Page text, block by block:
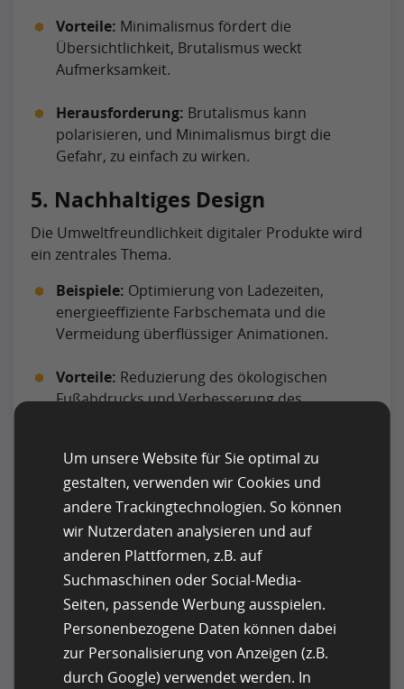
Vorteile: Minimalismus fördert die
Übersichtlichkeit, Brutalismus weckt
Aufmerksamkeit.
Herausforderung: Brutalismus kann
polarisieren, und Minimalismus birgt die
Gefahr, zu einfach zu wirken.
5. Nachhaltiges Design
Die Umweltfreundlichkeit digitaler Produkte wird
ein zentrales Thema.
Beispiele: Optimierung von Ladezeiten,
energieeffiziente Farbschemata und die
Vermeidung überflüssiger Animationen.
Vorteile: Reduzierung des ökologischen
Fußabdrucks und Verbesserung des
Herausforderung:Nachhaltige Praktiken
umsetzen, ohne Funktionalität oder
Designästhetik zu opfern.
6. Mikrointeraktionen
Mikrointeraktionen, also kleine Animationen oder
Rückmeldungen, erhöhen das Engagement der
Nutzer.
Beispiele:Ladebalken, die Fortschritte
visualisieren, oder Buttons, die bei einem Klick
Um unsere Website für Sie optimal zu
gestalten, verwenden wir Cookies und
andere Trackingtechnologien. So können
wir Nutzerdaten analysieren und auf
anderen Plattformen, z.B. auf
Suchmaschinen oder Social-Media-
Seiten, passende Werbung ausspielen.
Personenbezogene Daten können dabei
zur Personalisierung von Anzeigen (z.B.
durch Google) verwendet werden. In